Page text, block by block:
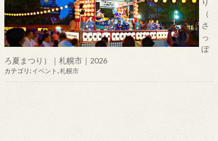
（
さ
っ
ぽ
ろ夏まつり）｜札幌市｜2026
カテゴリ:イベント,札幌市